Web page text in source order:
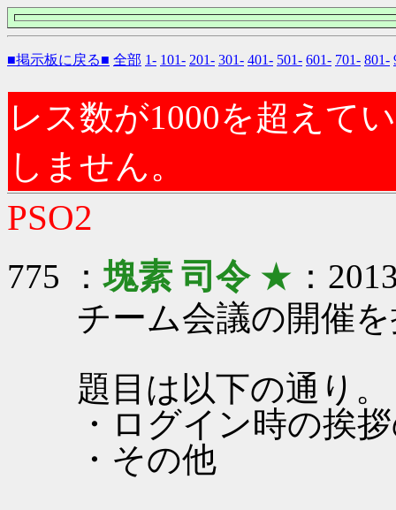
■掲示板に戻る■ 全部 1- 101- 201- 301- 401- 501- 601- 701- 801-
レス数が1000を超えて
しません。
PSO2
775 ：塊素 司令★ ：
チーム会議の開催
題目は以下の通り。
・ログイン時の挨
・その他